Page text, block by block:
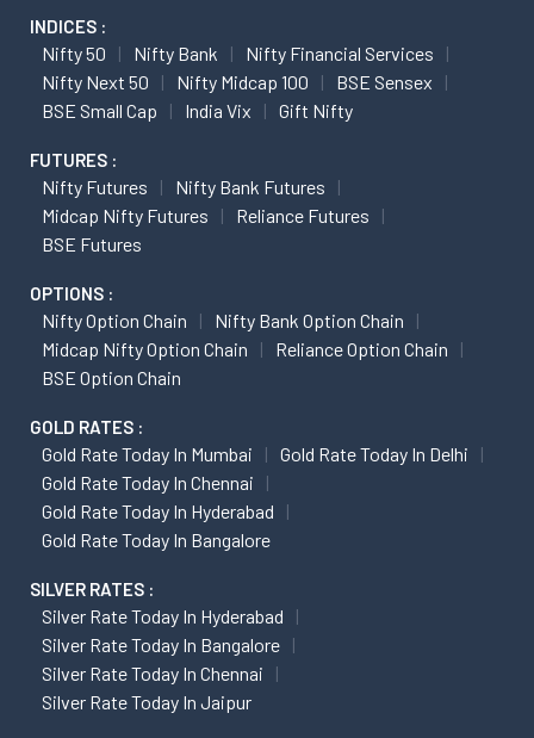
INDICES :
Nifty 50 Nifty Bank
Nifty Financial Services
Nifty Next 50
Nifty Midcap 100
BSE Sensex
BSE Small Cap
India Vix Gift Nifty
FUTURES :
Nifty Futures
Nifty Bank Futures
Midcap Nifty Futures
Reliance Futures
BSE Futures
OPTIONS :
Nifty Option Chain
Nifty Bank Option Chain
Midcap Nifty Option Chain
Reliance Option Chain
BSE Option Chain
GOLD RATES :
Gold Rate Today In Mumbai
Gold Rate Today In Delhi
Gold Rate Today In Chennai
Gold Rate Today In Hyderabad
Gold Rate Today In Bangalore
SILVER RATES :
Silver Rate Today In Hyderabad
Silver Rate Today In Bangalore
Silver Rate Today In Chennai
Silver Rate Today In Jaipur